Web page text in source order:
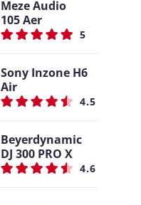
Meze Audio
105 Aer
5
Sony Inzone H6
Air
4.5
Beyerdynamic
DJ 300 PRO X
4.6